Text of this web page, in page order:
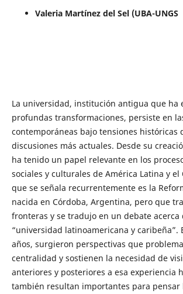
Valeria Martínez del Sel (UBA-UNGS
La universidad, institución antigua que ha
profundas transformaciones, persiste en
contemporáneas bajo tensiones históricas
discusiones más actuales. Desde su
ha tenido un papel relevante en los
sociales y culturales de América Latina y el
que se señala recurrentemente es la
nacida en Córdoba, Argentina, pero que
fronteras y se tradujo en un debate acerca
“universidad latinoamericana y caribeña”.
años, surgieron perspectivas que
centralidad y sostienen la necesidad de
anteriores y posteriores a esa experiencia
también resultan importantes para pensar